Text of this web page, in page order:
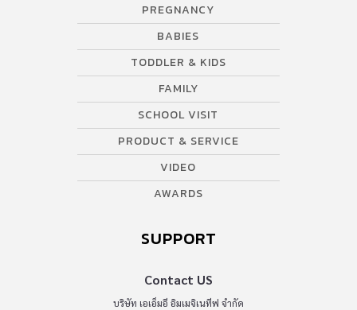
PREGNANCY
BABIES
TODDLER & KIDS
FAMILY
SCHOOL VISIT
PRODUCT & SERVICE
VIDEO
AWARDS
SUPPORT
Contact US
บริษัท เอเอ็มอี อิมเมจิเนทีฟ จำกัด